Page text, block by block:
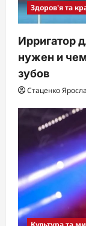
Здоров'я та
Ирригатор
нужен и
зубов
Стаценко